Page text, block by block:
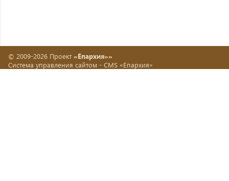
© 2009-2026 Проект «Епархия»»
Система управления сайтом - CMS «Епархия»